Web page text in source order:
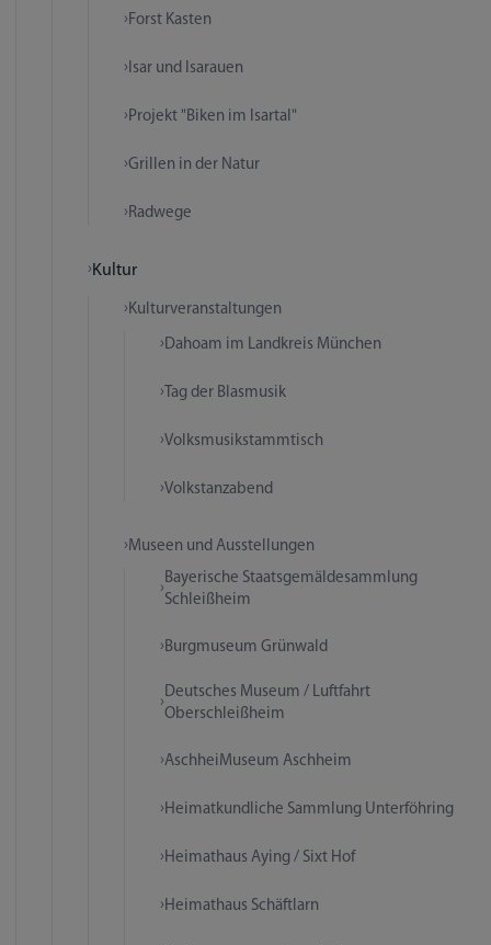
Forst Kasten
Isar und Isarauen
Projekt "Biken im Isartal"
Grillen in der Natur
Radwege
Kultur
Kulturveranstaltungen
Dahoam im Landkreis München
Tag der Blasmusik
Volksmusikstammtisch
Volkstanzabend
Museen und Ausstellungen
Bayerische Staatsgemäldesammlung
Schleißheim
Burgmuseum Grünwald
Deutsches Museum / Luftfahrt
Oberschleißheim
AschheiMuseum Aschheim
Heimatkundliche Sammlung Unterföhring
Heimathaus Aying / Sixt Hof
Heimathaus Schäftlarn